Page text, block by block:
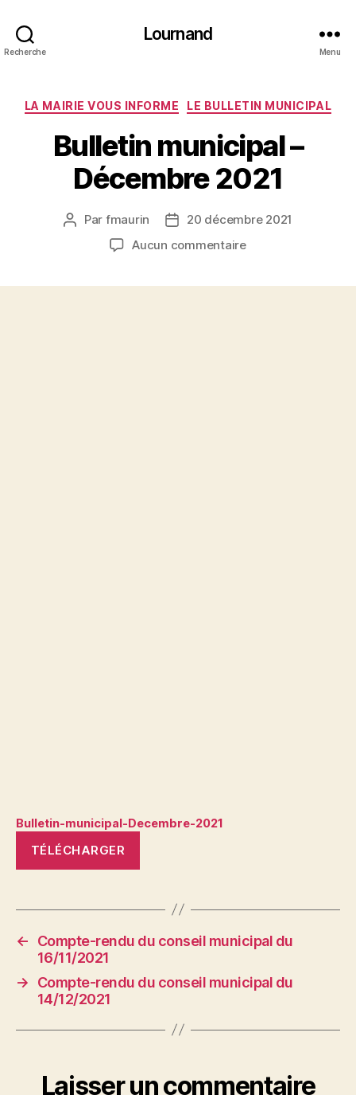
Recherche
Lournand
Menu
Catégories
LA MAIRIE VOUS INFORME LE BULLETIN MUNICIPAL
Bulletin municipal –
Décembre 2021
Auteur
Par fmaurin
Date20 décembre 2021
Aucun commentairesur
Bulletin-municipal-Decembre-2021
TÉLÉCHARGER
←
Compte-rendu du conseil municipal du
16/11/2021
→
Compte-rendu du conseil municipal du
14/12/2021
Laisser un commentaire